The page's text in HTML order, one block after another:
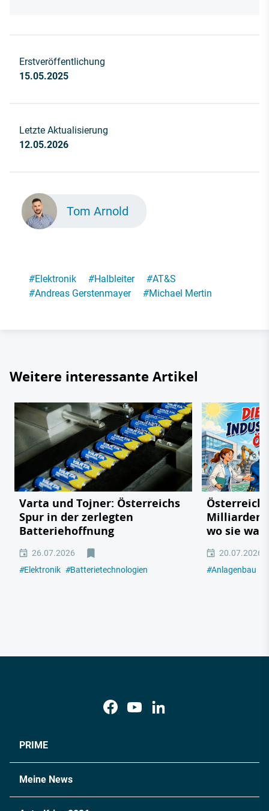
Erstveröffentlichung
15.05.2025
Letzte Aktualisierung
12.05.2026
Tom Arnold
#Elektronik #Halbleiter #AT&S
#Andreas Gerstenmayer #Michael Mertin
Weitere interessante Artikel
Varta und Tojner: Österreichs
Spur in der zerlegten
Batteriehoffnung
26.07.2026
#Elektronik #Batterietechnologien
Milliarden
wo sie
20.07.2026
#Anlagenbau
PRIME
Meine News